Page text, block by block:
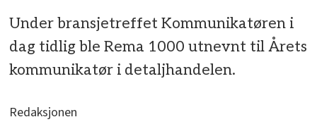
Under bransjetreffet Kommunikatøren i
dag tidlig ble Rema 1000 utnevnt til Årets
kommunikatør i detaljhandelen.
Redaksjonen